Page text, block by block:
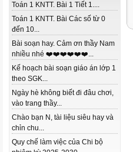
Toán 1 KNTT. Bài 1 Tiết 1....
Toán 1 KNTT. Bài Các số từ 0
đến 10...
Bài soạn hay. Cảm ơn thầy Nam
nhiều nhé ❤️❤️❤️❤️❤️❤️...
Kế hoạch bài soạn giáo án lớp 1
theo SGK...
Ngày hè không biết đi đâu chơi,
vào trang thầy...
Chào bạn N, tài liệu siêu hay và
chỉn chu...
Quy chế làm việc của Chi bộ